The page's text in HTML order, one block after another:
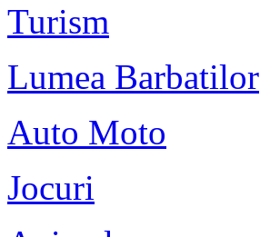
Turism
Lumea Barbatilor
Auto Moto
Jocuri